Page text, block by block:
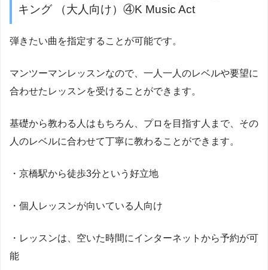
キング （大人向け）④K Music Act
弾きたい曲を指定することが可能です。
マンツーマンレッスンなので、一人一人のレベルや要望に
合わせたレッスンを受けることができます。
基礎から教わる人はもちろん、プロを目指す人まで、その
人のレベルに合わせて丁寧に教わることができます。
・京橋駅から徒歩3分という好立地
・個人レッスンが向いている人向け
・レッスンは、空いた時間にインターネットから予約が可
能